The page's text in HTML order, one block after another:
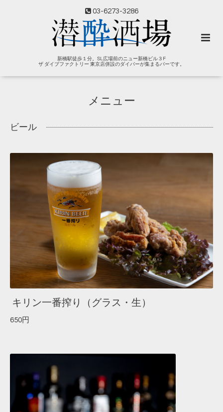
03-6273-3286
新橋駅徒歩１分。SL広場前のニュー新橋ビル３F
ザ ダイブファクトリー 東京店併設のダイバーが集まるバーです。
メニュー
ビール
キリン一番搾り（グラス・生）
650円